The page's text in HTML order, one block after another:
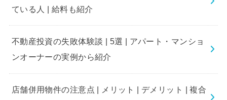
ている人 | 給料も紹介
不動産投資の失敗体験談 | 5選 | アパート・マンショ
ンオーナーの実例から紹介
店舗併用物件の注意点 | メリット | デメリット | 複合